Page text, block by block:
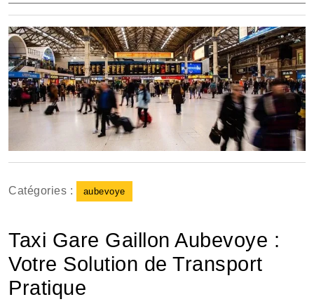
2026
Catégories : aubevoye
Taxi Gare Gaillon Aubevoye :
Votre Solution de Transport
Pratique